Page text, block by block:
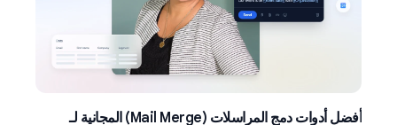
أفضل أدوات دمج المراسلات (Mail Merge) المجانية لـ